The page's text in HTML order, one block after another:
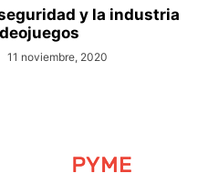
y la industria
11 noviembre, 2020